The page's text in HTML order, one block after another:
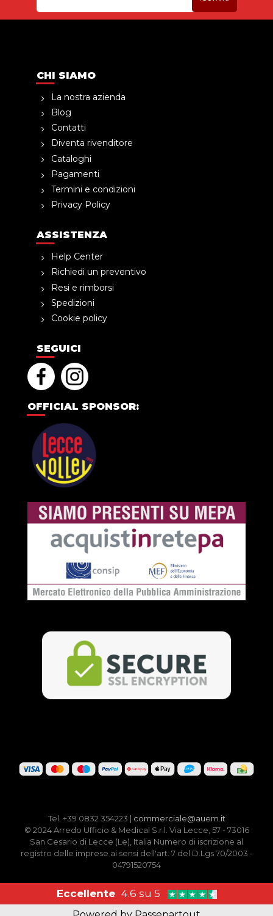
CHI SIAMO
La nostra azienda
Blog
Contatti
Diventa rivenditore
Cataloghi
Pagamenti
Termini e condizioni
Privacy Policy
ASSISTENZA
Help Center
Richiedi un preventivo
Resi e rimborsi
Spedizioni
Cookie policy
SEGUICI
OFFICIAL SPONSOR:
Tel. +39 0832 354223 | commerciale@auem.it
© 2024 Arredo Ufficio & Medical S.r.l. Via Lecce, 57 - 73016
San Cesario di Lecce (Le), Italia Numero di iscrizione al
registro delle imprese ai sensi dell'art. 7 del D.Lgs 70/2003 -
04791520754
Eccellente 4.6 su 5